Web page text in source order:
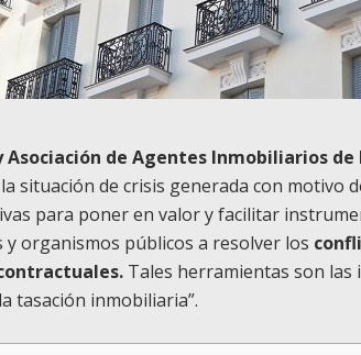
de Agentes Inmobiliarios de
situación de crisis generada con motivo
para poner en valor y facilitar
y organismos públicos a resolver los
Tales herramientas son las
tasación inmobiliaria”.